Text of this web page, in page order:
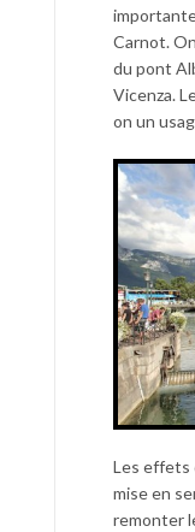
Carnot.
du pont
Vicenza.
on un
Les effets
mise en
remonter